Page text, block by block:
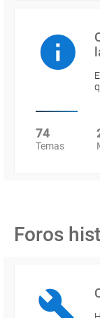
74
Temas
Foros